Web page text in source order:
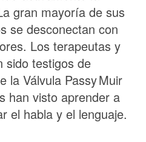
gran mayoría de sus
se desconectan con
Los terapeutas y
sido testigos de
la Válvula Passy Muir
han visto aprender a
el habla y el lenguaje.